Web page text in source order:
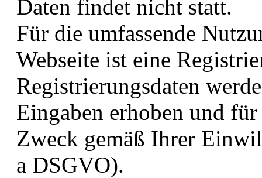
Daten findet nicht statt.
Für die umfassende
Webseite ist eine
Registrierungsdaten
Eingaben erhoben und
Zweck gemäß Ihrer
a DSGVO).